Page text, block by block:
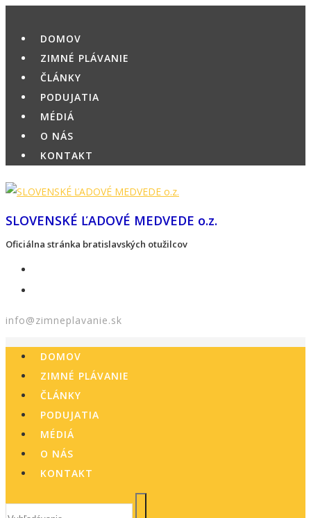
content
DOMOV
ZIMNÉ PLÁVANIE
ČLÁNKY
PODUJATIA
MÉDIÁ
O NÁS
KONTAKT
SLOVENSKÉ ĽADOVÉ MEDVEDE o.z.
Oficiálna stránka bratislavských otužilcov
info@zimneplavanie.sk
DOMOV
ZIMNÉ PLÁVANIE
ČLÁNKY
PODUJATIA
MÉDIÁ
O NÁS
KONTAKT